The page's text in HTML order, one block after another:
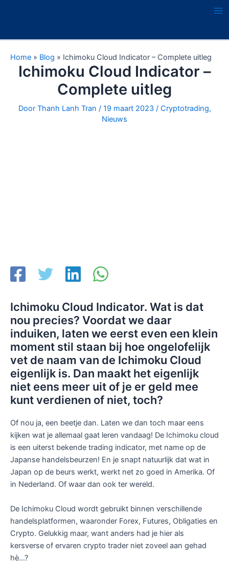
inhoud
Home » Blog » Ichimoku Cloud Indicator – Complete uitleg
Ichimoku Cloud Indicator –
Complete uitleg
Door Thanh Lanh Tran / 19 maart 2023 / Cryptotrading,
Nieuws
Ichimoku Cloud Indicator. Wat is dat
nou precies? Voordat we daar
induiken, laten we eerst even een klein
moment stil staan bij hoe ongelofelijk
vet de naam van de Ichimoku Cloud
eigenlijk is. Dan maakt het eigenlijk
niet eens meer uit of je er geld mee
kunt verdienen of niet, toch?
Of nou ja, een beetje dan. Laten we dan toch maar eens
kijken wat je allemaal gaat leren vandaag! De Ichimoku cloud
is een uiterst bekende trading indicator, met name op de
Japanse handelsbeurzen! En je snapt natuurlijk dat wat in
Japan op de beurs werkt, werkt net zo goed in Amerika. Of
in Nederland. Of waar dan ook ter wereld.
De Ichimoku Cloud wordt gebruikt binnen verschillende
handelsplatformen, waaronder Forex, Futures, Obligaties en
Crypto. Gelukkig maar, want anders had je hier als
kersverse of ervaren crypto trader niet zoveel aan gehad
hè…?